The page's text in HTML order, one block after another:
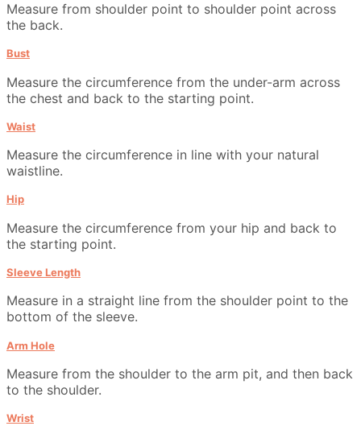
Measure from shoulder point to shoulder point across
the back.
Bust
Measure the circumference from the under-arm across
the chest and back to the starting point.
Waist
Measure the circumference in line with your natural
waistline.
Hip
Measure the circumference from your hip and back to
the starting point.
Sleeve Length
Measure in a straight line from the shoulder point to the
bottom of the sleeve.
Arm Hole
Measure from the shoulder to the arm pit, and then back
to the shoulder.
Wrist